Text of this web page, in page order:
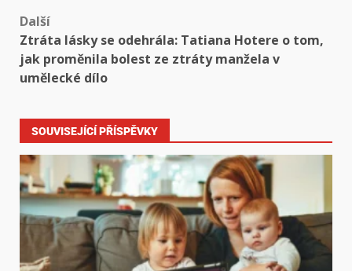
Další
Ztráta lásky se odehrála: Tatiana Hotere o tom,
jak proměnila bolest ze ztráty manžela v
umělecké dílo
SOUVISEJÍCÍ PŘÍSPĚVKY